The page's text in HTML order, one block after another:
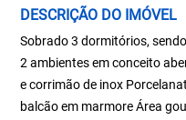
DESCRIÇÃO DO IMÓVEL
Sobrado 3 dormitórios,
2 ambientes em conceito
e corrimão de inox
balcão em marmore Área